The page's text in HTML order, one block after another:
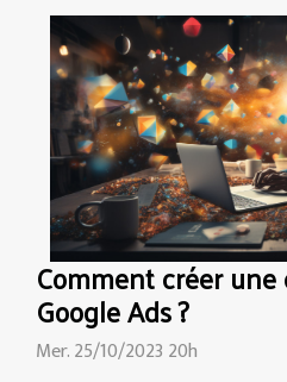
Comment créer
Google Ads ?
Mer. 25/10/2023 20h